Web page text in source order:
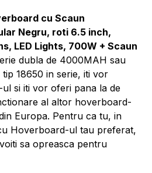
cu Scaun
Negru, roti 6.5 inch,
LED Lights, 700W + Scaun
dubla de 4000MAH sau
18650 in serie, iti vor
si iti vor oferi pana la de
al altor hoverboard-
Europa. Pentru ca tu, in
Hoverboard-ul tau preferat,
sa opreasca pentru